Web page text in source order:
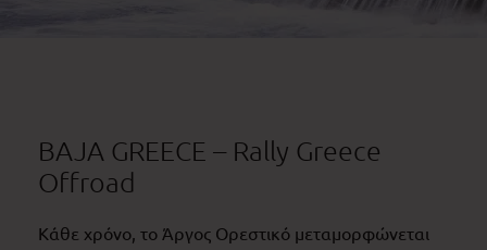
BAJA GREECE – Rally Greece
Offroad
Κάθε χρόνο, το Άργος Ορεστικό μεταμορφώνεται